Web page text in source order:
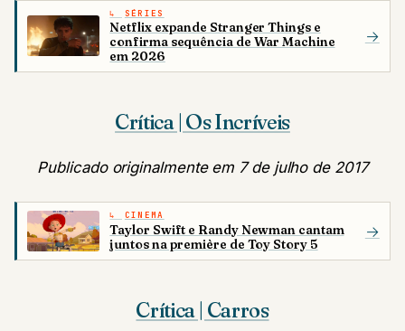
SÉRIES
Netflix expande Stranger Things e
confirma sequência de War Machine
em 2026
→
Crítica | Os Incríveis
Publicado originalmente em 7 de julho de 2017
CINEMA
Taylor Swift e Randy Newman cantam
juntos na première de Toy Story 5
→
Crítica | Carros